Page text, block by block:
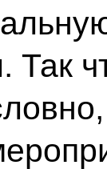
Так